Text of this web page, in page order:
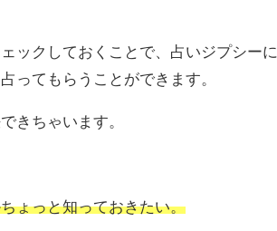
ックしておくことで、占いジプシーに
ってもらうことができます。
きちゃいます。
ょっと知っておきたい。